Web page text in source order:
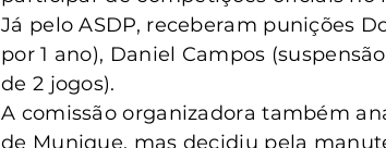
Já pelo ASDP, receberam punições
por 1 ano), Daniel Campos
de 2 jogos).
A comissão organizadora também
de Munique, mas decidiu pela